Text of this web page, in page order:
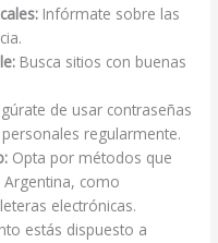
Infórmate sobre las
Busca sitios con buenas
de usar contraseñas
regularmente.
Opta por métodos que
como
electrónicas.
estás dispuesto a